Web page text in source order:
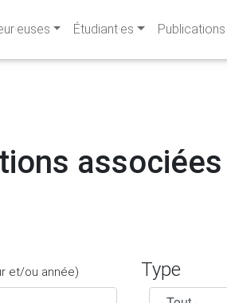
Étudiant·es Publications
associées
et/ou année) Type